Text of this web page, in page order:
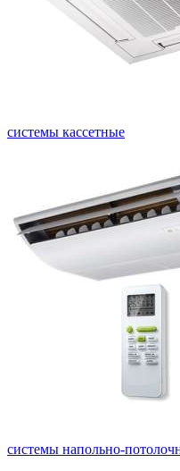
системы кассетные
системы напольно-